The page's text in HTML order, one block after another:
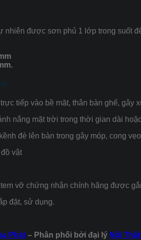
nhiên được sơn phủ 1 lớp trong suốt
tiếp vào bề mặt, thân bàn ghế, gây
nắng mặt trời trong thời gian dài
đè lên bàn trong gây móp, cong
vật
vỡ chứng nhận chính hãng được
đặt, sử dụng.
Phát – Phân phối bởi đại lý Nội